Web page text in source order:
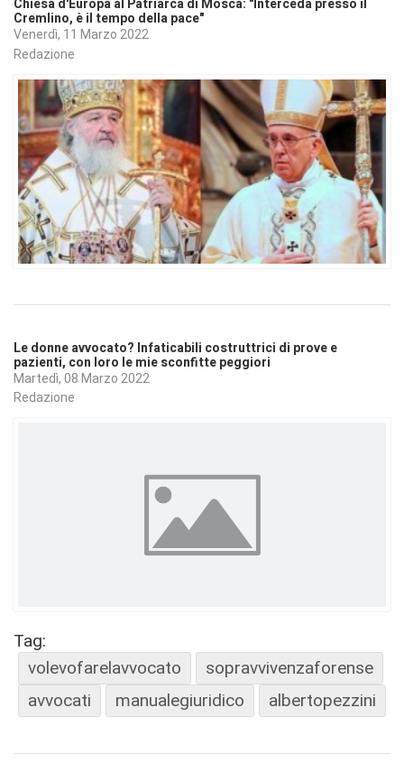
Chiesa d'Europa al Patriarca di Mosca: "Interceda presso il
Cremlino, è il tempo della pace"
Venerdì, 11 Marzo 2022
Redazione
Le donne avvocato? Infaticabili costruttrici di prove e
pazienti, con loro le mie sconfitte peggiori
Martedì, 08 Marzo 2022
Redazione
Tag:
volevofarelavvocato
sopravvivenzaforense
avvocati
manualegiuridico albertopezzini